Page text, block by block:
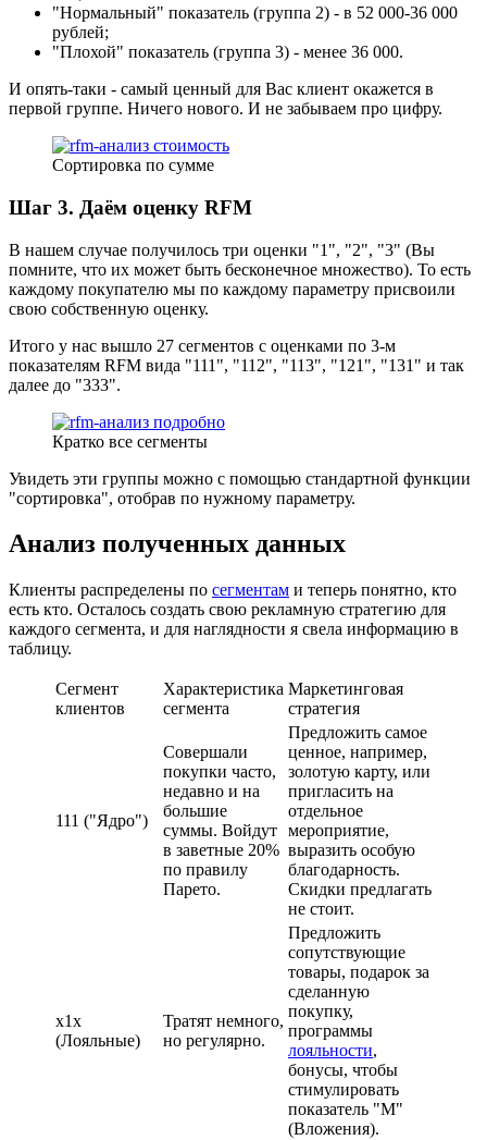
"Нормальный" показатель (группа 2) - в 52 000-36 000
рублей;
"Плохой" показатель (группа 3) - менее 36 000.
И опять-таки - самый ценный для Вас клиент окажется в
первой группе. Ничего нового. И не забываем про цифру.
Сортировка по сумме
Шаг 3. Даём оценку RFM
В нашем случае получилось три оценки "1", "2", "3" (Вы
помните, что их может быть бесконечное множество). То есть
каждому покупателю мы по каждому параметру присвоили
свою собственную оценку.
Итого у нас вышло 27 сегментов с оценками по 3-м
показателям RFM вида "111", "112", "113", "121", "131" и так
далее до "333".
Кратко все сегменты
Увидеть эти группы можно с помощью стандартной функции
"сортировка", отобрав по нужному параметру.
Анализ полученных данных
Клиенты распределены по сегментам и теперь понятно, кто
есть кто. Осталось создать свою рекламную стратегию для
каждого сегмента, и для наглядности я свела информацию в
таблицу.
Сегмент
клиентов
Характеристика
сегмента
Маркетинговая
стратегия
111 ("Ядро")
Совершали
покупки часто,
недавно и на
большие
суммы. Войдут
в заветные 20%
по правилу
Парето.
Предложить самое
ценное, например,
золотую карту, или
пригласить на
отдельное
мероприятие,
выразить особую
благодарность.
Скидки предлагать
не стоит.
х1х
(Лояльные)
Тратят немного,
но регулярно.
Предложить
сопутствующие
товары, подарок за
сделанную
покупку,
программы
лояльности,
бонусы, чтобы
стимулировать
показатель "М"
(Вложения).